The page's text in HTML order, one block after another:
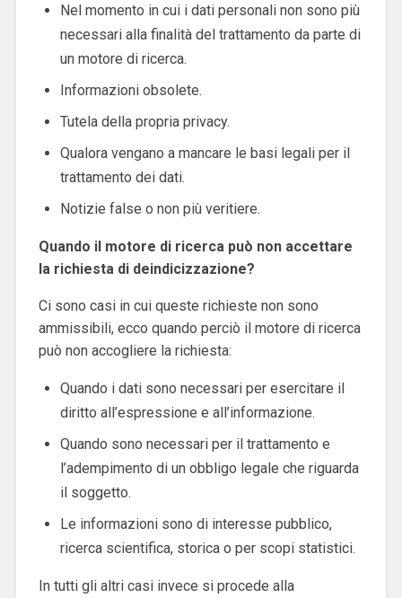
Nel momento in cui i dati personali non sono più
necessari alla finalità del trattamento da parte di
un motore di ricerca.
Informazioni obsolete.
Tutela della propria privacy.
Qualora vengano a mancare le basi legali per il
trattamento dei dati.
Notizie false o non più veritiere.
Quando il motore di ricerca può non accettare
la richiesta di deindicizzazione?
Ci sono casi in cui queste richieste non sono
ammissibili, ecco quando perciò il motore di ricerca
può non accogliere la richiesta:
Quando i dati sono necessari per esercitare il
diritto all’espressione e all’informazione.
Quando sono necessari per il trattamento e
l’adempimento di un obbligo legale che riguarda
il soggetto.
Le informazioni sono di interesse pubblico,
ricerca scientifica, storica o per scopi statistici.
In tutti gli altri casi invece si procede alla